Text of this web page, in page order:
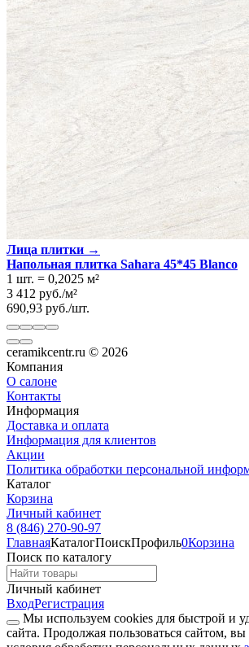
Лица плитки →
Напольная плитка Sahara 45*45 Blanco
1 шт. = 0,2025 м²
3 412 руб./м²
690,93 руб./шт.
ceramikcentr.ru © 2026
Компания
О салоне
Контакты
Информация
Доставка и оплата
Информация для клиентов
Акции
Политика обработки персональной
Каталог
Корзина
Личный кабинет
8 (846) 270-90-97
ГлавнаяКаталогПоискПрофиль0Корзина
Поиск по каталогу
Личный кабинет
ВходРегистрация
Мы используем cookies для быстрой и
сайта. Продолжая пользоваться сайтом,